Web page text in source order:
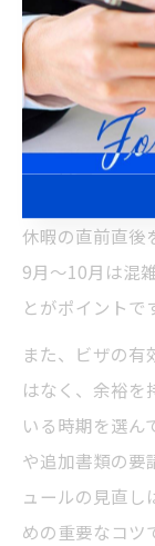
ょう。
混雑ピーク
ビザ申請のピ
間や審査にか
す。申請のタ
休暇の直前直後
9月～10月は混
とがポイントで
また、ビザの有
はなく、余裕を
いる時期を選ん
や追加書類の要
ュールの見直し
めの重要なコツ